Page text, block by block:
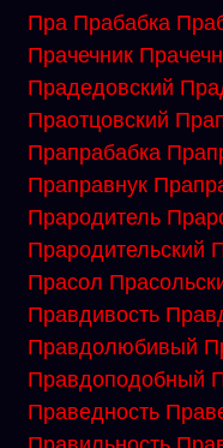
Пра Прабабка
Прачечник
Прадедовский
Праотцовский
Прапрабабка
Праправнук
Прародитель
Прародительский
Прасол
Правдивость
Правдолюбивый
Правдоподобный
Праведность